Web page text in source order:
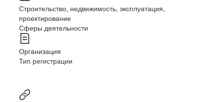
Строительство, недвижимость, эксплуатация,
проектирование
Сферы деятельности
Организация
Тип регистрации